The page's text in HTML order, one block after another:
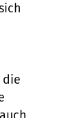
die